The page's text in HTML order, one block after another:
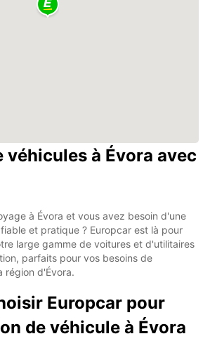
véhicules à Évora avec
à Évora et vous avez besoin d'une
et pratique ? Europcar est là pour
large gamme de voitures et d'utilitaires
parfaits pour vos besoins de
région d'Évora.
Europcar pour
de véhicule à Évora